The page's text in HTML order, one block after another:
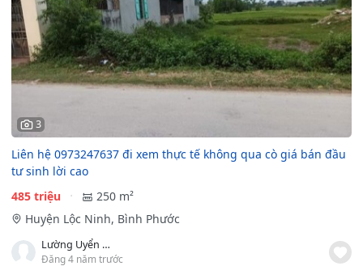
3
Liên hệ 0973247637 đi xem thực tế không qua cò giá bán đầu
tư sinh lời cao
485 triệu
250 m²
Huyện Lộc Ninh, Bình Phước
Lường Uyển Nhi
Đăng 4 năm trước